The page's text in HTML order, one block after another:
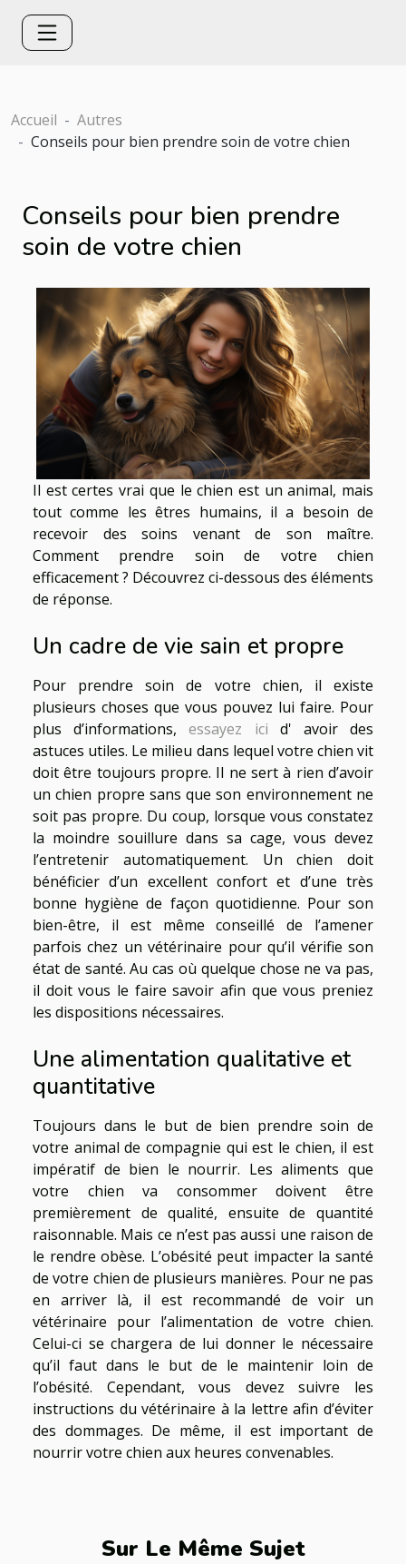
Accueil
Autres
Conseils pour bien prendre soin de votre chien
Conseils pour bien prendre
soin de votre chien
Il est certes vrai que le chien est un animal, mais
tout comme les êtres humains, il a besoin de
recevoir des soins venant de son maître.
Comment prendre soin de votre chien
efficacement ? Découvrez ci-dessous des éléments
de réponse.
Un cadre de vie sain et propre
Pour prendre soin de votre chien, il existe
plusieurs choses que vous pouvez lui faire. Pour
plus d’informations,essayez ici d' avoir des
astuces utiles. Le milieu dans lequel votre chien vit
doit être toujours propre. Il ne sert à rien d’avoir
un chien propre sans que son environnement ne
soit pas propre. Du coup, lorsque vous constatez
la moindre souillure dans sa cage, vous devez
l’entretenir automatiquement. Un chien doit
bénéficier d’un excellent confort et d’une très
bonne hygiène de façon quotidienne. Pour son
bien-être, il est même conseillé de l’amener
parfois chez un vétérinaire pour qu’il vérifie son
état de santé. Au cas où quelque chose ne va pas,
il doit vous le faire savoir afin que vous preniez
les dispositions nécessaires.
Une alimentation qualitative et
quantitative
Toujours dans le but de bien prendre soin de
votre animal de compagnie qui est le chien, il est
impératif de bien le nourrir. Les aliments que
votre chien va consommer doivent être
premièrement de qualité, ensuite de quantité
raisonnable. Mais ce n’est pas aussi une raison de
le rendre obèse. L’obésité peut impacter la santé
de votre chien de plusieurs manières. Pour ne pas
en arriver là, il est recommandé de voir un
vétérinaire pour l’alimentation de votre chien.
Celui-ci se chargera de lui donner le nécessaire
qu’il faut dans le but de le maintenir loin de
l’obésité. Cependant, vous devez suivre les
instructions du vétérinaire à la lettre afin d’éviter
des dommages. De même, il est important de
nourrir votre chien aux heures convenables.
Sur Le Même Sujet